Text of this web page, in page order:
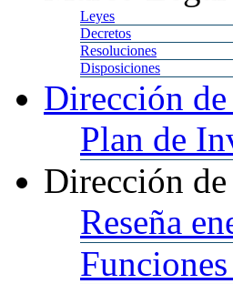
Leyes
Decretos
Resoluciones
Disposiciones
Dirección
Plan de
Dirección
Reseña
Funciones